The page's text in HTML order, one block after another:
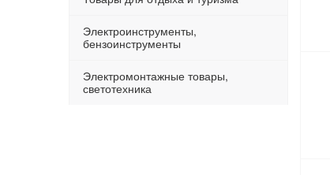
Электроинструменты,
бензоинструменты
Электромонтажные товары,
светотехника